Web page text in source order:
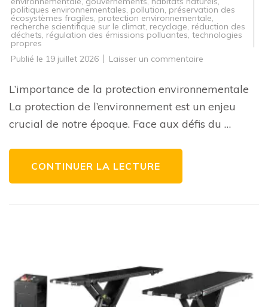
politiques environnementales, pollution, préservation des
écosystèmes fragiles, protection environnementale,
recherche scientifique sur le climat, recyclage, réduction des
déchets, régulation des émissions polluantes, technologies
propres
Publié le 19 juillet 2026 Laisser un commentaire
:
Défi
pour
L’importance de la protection environnementale
La protection de l’environnement est un enjeu
crucial de notre époque. Face aux défis du …
CONTINUER LA LECTURE